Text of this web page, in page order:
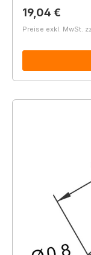
Regulärer
19,04 €
Preise exkl. MwSt.